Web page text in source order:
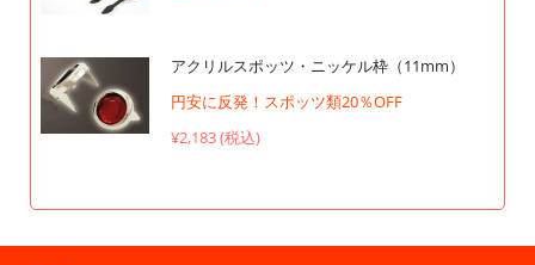
アクリルスポッツ・ニッケル枠（11mm）
円安に反発！スポッツ類20％OFF
¥2,183 (税込)